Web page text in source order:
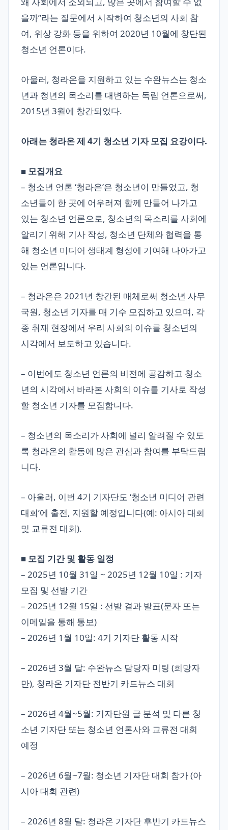
을까”라는 질문에서 시작하여 청소년의 사회 참
여, 위상 강화 등을 위하여 2020년 10월에 창단된
청소년 언론이다.
아울러, 청라온을 지원하고 있는 수완뉴스는 청소
년과 청년의 목소리를 대변하는 독립 언론으로써,
2015년 3월에 창간되었다.
아래는 청라온 제 4기 청소년 기자 모집 요강이다.
■ 모집개요
– 청소년 언론 ‘청라온’은 청소년이 만들었고, 청
소년들이 한 곳에 어우러져 함께 만들어 나가고
있는 청소년 언론으로, 청소년의 목소리를 사회에
알리기 위해 기사 작성, 청소년 단체와 협력을 통
해 청소년 미디어 생태계 형성에 기여해 나아가고
있는 언론입니다.
– 청라온은 2021년 창간된 매체로써 청소년 사무
국원, 청소년 기자를 매 기수 모집하고 있으며, 각
종 취재 현장에서 우리 사회의 이슈를 청소년의
시각에서 보도하고 있습니다.
– 이번에도 청소년 언론의 비전에 공감하고 청소
년의 시각에서 바라본 사회의 이슈를 기사로 작성
할 청소년 기자를 모집합니다.
– 청소년의 목소리가 사회에 널리 알려질 수 있도
록 청라온의 활동에 많은 관심과 참여를 부탁드립
니다.
– 아울러, 이번 4기 기자단도 ‘청소년 미디어 관련
대회’에 출전, 지원할 예정입니다(예: 아시아 대회
및 교류전 대회).
■ 모집 기간 및 활동 일정
– 2025년 10월 31일 ~ 2025년 12월 10일 : 기자
모집 및 선발 기간
– 2025년 12월 15일 : 선발 결과 발표(문자 또는
이메일을 통해 통보)
– 2026년 1월 10일: 4기 기자단 활동 시작
– 2026년 3월 달: 수완뉴스 담당자 미팅 (희망자
만), 청라온 기자단 전반기 카드뉴스 대회
– 2026년 4월~5월: 기자단원 글 분석 및 다른 청
소년 기자단 또는 청소년 언론사와 교류전 대회
예정
– 2026년 6월~7월: 청소년 기자단 대회 참가 (아
시아 대회 관련)
– 2026년 8월 달: 청라온 기자단 후반기 카드뉴스